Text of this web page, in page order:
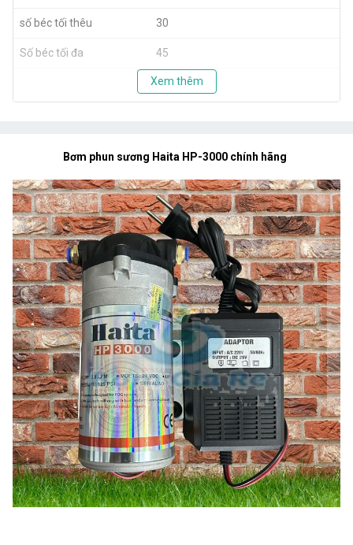
số béc tối thêu 30
Số béc tối đa 45
Xem thêm
Bơm phun sương Haita HP-3000 chính hãng